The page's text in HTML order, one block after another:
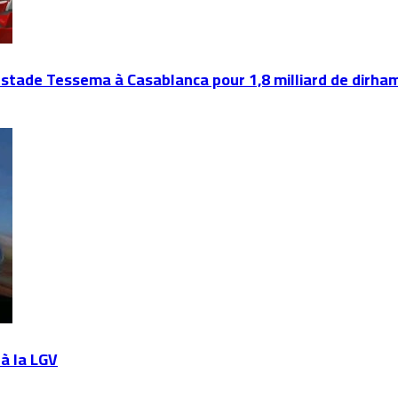
Tessema à Casablanca pour 1,8 milliard de
la LGV